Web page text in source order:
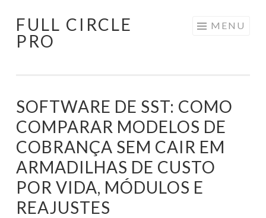
Pular
para
FULL CIRCLE
PRO
MENU
SOFTWARE DE SST: COMO
COMPARAR MODELOS DE
COBRANÇA SEM CAIR EM
ARMADILHAS DE CUSTO
POR VIDA, MÓDULOS E
REAJUSTES